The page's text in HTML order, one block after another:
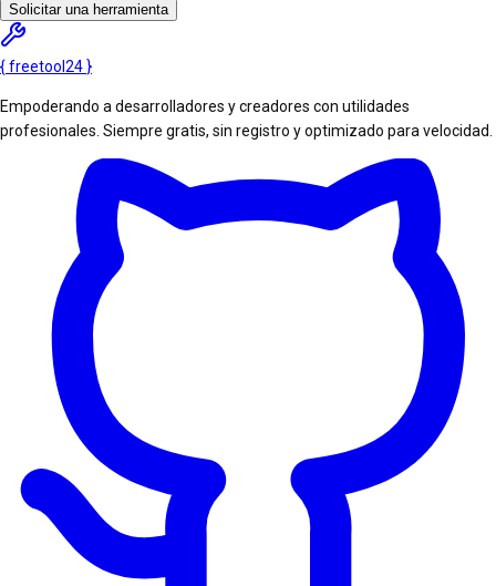
Solicitar una herramienta
{freetool 24 }
Empoderando a desarrolladores y creadores con utilidades
profesionales. Siempre gratis, sin registro y optimizado para velocidad.